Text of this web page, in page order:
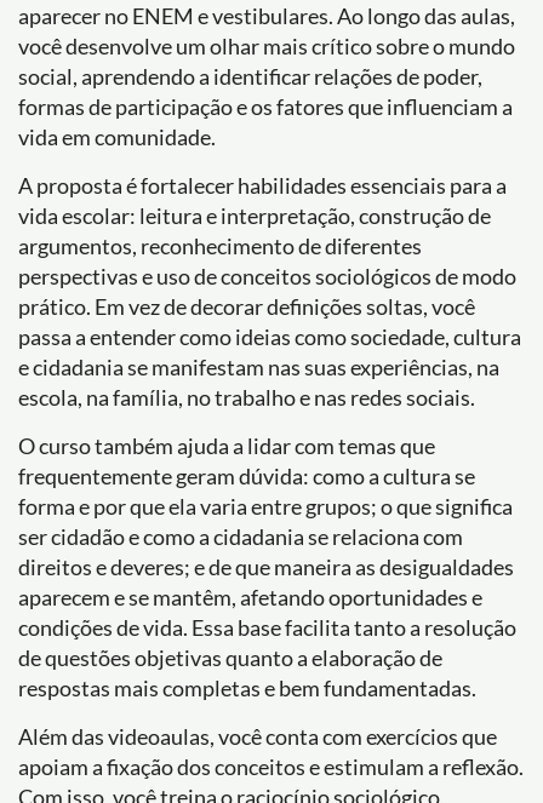
aparecer no ENEM e vestibulares. Ao longo das aulas,
você desenvolve um olhar mais crítico sobre o mundo
social, aprendendo a identificar relações de poder,
formas de participação e os fatores que influenciam a
vida em comunidade.
A proposta é fortalecer habilidades essenciais para a
vida escolar: leitura e interpretação, construção de
argumentos, reconhecimento de diferentes
perspectivas e uso de conceitos sociológicos de modo
prático. Em vez de decorar definições soltas, você
passa a entender como ideias como sociedade, cultura
e cidadania se manifestam nas suas experiências, na
escola, na família, no trabalho e nas redes sociais.
O curso também ajuda a lidar com temas que
frequentemente geram dúvida: como a cultura se
forma e por que ela varia entre grupos; o que significa
ser cidadão e como a cidadania se relaciona com
direitos e deveres; e de que maneira as desigualdades
aparecem e se mantêm, afetando oportunidades e
condições de vida. Essa base facilita tanto a resolução
de questões objetivas quanto a elaboração de
respostas mais completas e bem fundamentadas.
Além das videoaulas, você conta com exercícios que
apoiam a fixação dos conceitos e estimulam a reflexão.
Com isso, você treina o raciocínio sociológico,